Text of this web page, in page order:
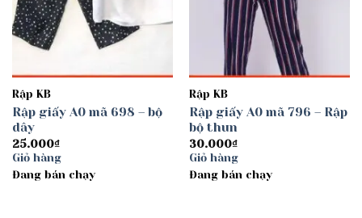
Rập KB
Rập giấy A0 mã 698 – bộ
dây
25.000₫
Giỏ hàng
Đang bán chạy
Rập KB
Rập giấy A0 mã 796 – Rập
bộ thun
30.000₫
Giỏ hàng
Đang bán chạy